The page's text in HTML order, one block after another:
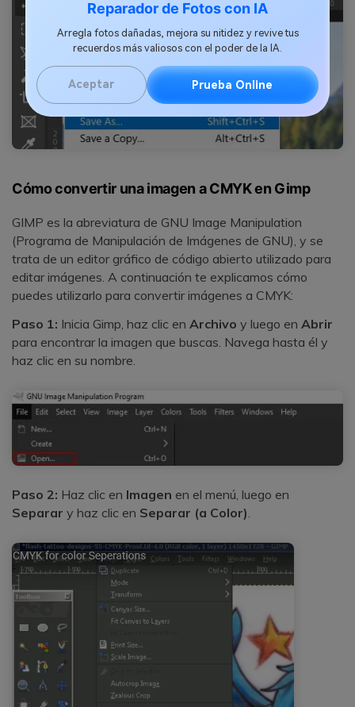
Reparador de Fotos con IA
Arregla fotos dañadas, mejora su nitidez y revive tus
recuerdos más valiosos con el poder de la IA.
Aceptar Prueba Online
Cómo convertir una imagen a CMYK en Gimp
GIMP es la abreviatura de GNU Image Manipulation
(Programa de Manipulación de Imágenes de GNU), y se
trata de un editor gráfico de código abierto utilizado para
editar imágenes. A continuación te explicamos cómo
puedes utilizarlo para convertir imágenes a CMYK:
Paso 1: Inicia Gimp, haz clic en Archivo y luego en Abrir
para encontrar la imagen que buscas. Navega hasta él y
haz clic en su nombre.
Paso 2: Haz clic en Imagen en el menú, luego en
Separar y haz clic en Separar (a Color).